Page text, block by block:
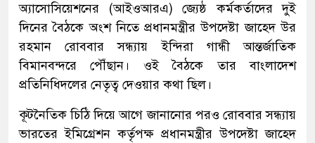
অ্যাসোসিয়েশনের (আইওআরএ) জ্যেষ্ঠ কর্মকর্তাদের দুই
দিনের বৈঠকে অংশ নিতে প্রধানমন্ত্রীর উপদেষ্টা জাহেদ উর
রহমান রোববার সন্ধ্যায় ইন্দিরা গান্ধী আন্তর্জাতিক
বিমানবন্দরে পৌঁছান। ওই বৈঠকে তার বাংলাদেশ
প্রতিনিধিদলের নেতৃত্ব দেওয়ার কথা ছিল।
কূটনৈতিক চিঠি দিয়ে আগে জানানোর পরও রোববার সন্ধ্যায়
ভারতের ইমিগ্রেশন কর্তৃপক্ষ প্রধানমন্ত্রীর উপদেষ্টা জাহেদ